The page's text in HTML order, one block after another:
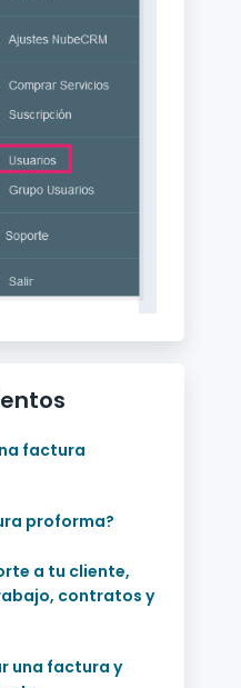
factura
proforma?
a tu cliente,
contratos y
una factura y